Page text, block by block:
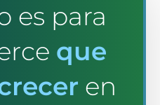
es para
que
en